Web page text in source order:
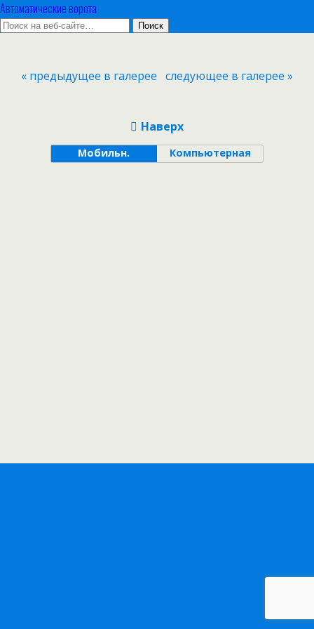
Автоматические ворота
« предыдущее в галерее следующее в галерее »
Наверх
Мобильн. Компьютерная